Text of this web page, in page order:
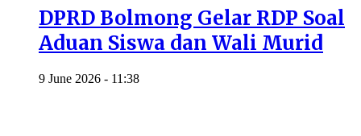
DPRD Bolmong Gelar RDP Soal
Aduan Siswa dan Wali Murid
9 June 2026 - 11:38